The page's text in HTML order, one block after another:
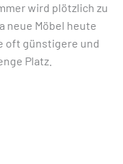
wird plötzlich zu
neue Möbel heute
oft günstigere und
Platz.